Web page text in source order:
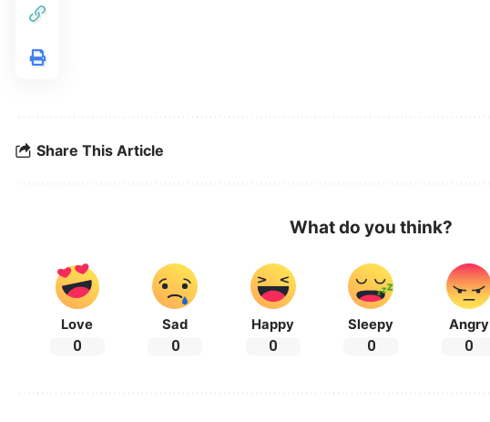
Share This Article
What do you think?
Love
0
Sad
0
Happy
0
Sleepy
0
Angry
0